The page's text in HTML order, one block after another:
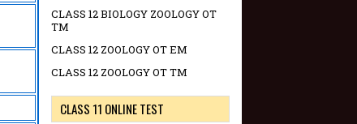
CLASS 12 BIOLOGY ZOOLOGY OT
TM
CLASS 12 ZOOLOGY OT EM
CLASS 12 ZOOLOGY OT TM
CLASS 11 ONLINE TEST